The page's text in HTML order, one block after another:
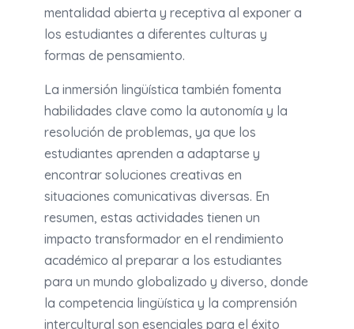
mentalidad abierta y receptiva al exponer a
los estudiantes a diferentes culturas y
formas de pensamiento.
La inmersión lingüística también fomenta
habilidades clave como la autonomía y la
resolución de problemas, ya que los
estudiantes aprenden a adaptarse y
encontrar soluciones creativas en
situaciones comunicativas diversas. En
resumen, estas actividades tienen un
impacto transformador en el rendimiento
académico al preparar a los estudiantes
para un mundo globalizado y diverso, donde
la competencia lingüística y la comprensión
intercultural son esenciales para el éxito